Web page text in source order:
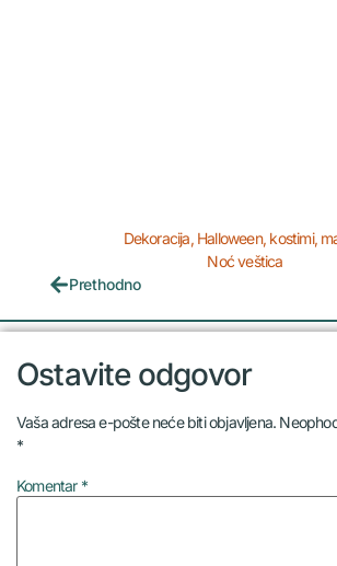
Dekoracija, Halloween, kostimi,
Noć veštica
Prethodno
Ostavite odgovor
Vaša adresa e-pošte neće biti objavljena.
*
Komentar *